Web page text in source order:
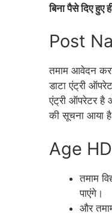
बिना पैसे दिए हुए
Post
तमाम आवेदन करने
डाटा एंट्री
एंट्री ऑपरेटर है
की सूचना आया
Age
तमाम
पाएंगे।
और